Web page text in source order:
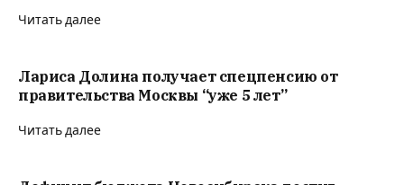
Читать далее
Лариса Долина получает спецпенсию от
правительства Москвы “уже 5 лет”
Читать далее